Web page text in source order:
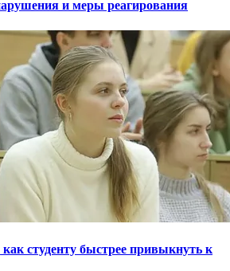
и меры реагирования
студенту быстрее привыкнуть к